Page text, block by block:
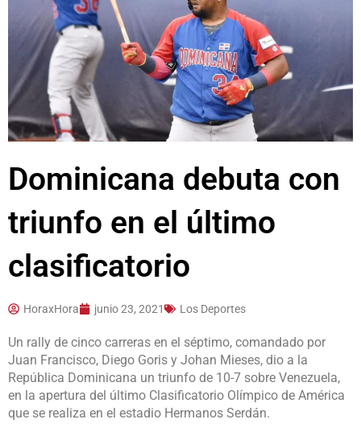
Dominicana debuta con
triunfo en el último
clasificatorio
HoraxHora junio 23, 2021 Los Deportes
Un rally de cinco carreras en el séptimo, comandado por
Juan Francisco, Diego Goris y Johan Mieses, dio a la
República Dominicana un triunfo de 10-7 sobre Venezuela,
en la apertura del último Clasificatorio Olímpico de América
que se realiza en el estadio Hermanos Serdán.